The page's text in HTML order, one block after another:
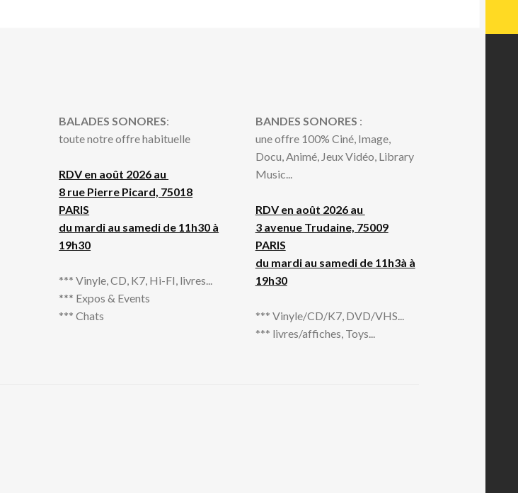
BALADES SONORES:
toute notre offre habituelle
RDV en août 2026 au
8 rue Pierre Picard, 75018
PARIS
du mardi au samedi de 11h30 à
19h30
*** Vinyle, CD, K7, Hi-FI, livres...
*** Expos & Events
*** Chats
BANDES SONORES :
une offre 100% Ciné, Image,
Docu, Animé, Jeux Vidéo, Library
Music...
RDV en août 2026 au
3 avenue Trudaine, 75009
PARIS
du mardi au samedi de 11h3à à
19h30
*** Vinyle/CD/K7, DVD/VHS...
*** livres/affiches, Toys...